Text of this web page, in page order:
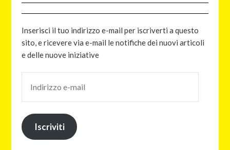
Inserisci il tuo indirizzo e-mail per iscriverti a questo
sito, e ricevere via e-mail le notifiche dei nuovi articoli
e delle nuove iniziative
Iscriviti